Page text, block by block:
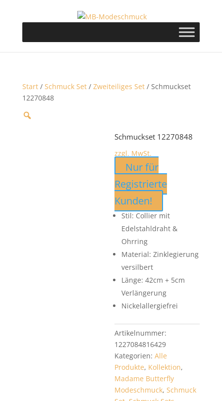
Start/ Schmuck Set/ Zweiteiliges Set/ Schmuckset
12270848
Schmuckset 12270848
zzgl. MwSt.
Nur für
Registrierte
Kunden!
Stil: Collier mit
Edelstahldraht &
Ohrring
Material: Zinklegierung
versilbert
Länge: 42cm + 5cm
Verlängerung
Nickelallergiefrei
Artikelnummer:
1227084816429
Kategorien:Alle
Produkte, Kollektion,
Madame Butterfly
Modeschmuck,Schmuck